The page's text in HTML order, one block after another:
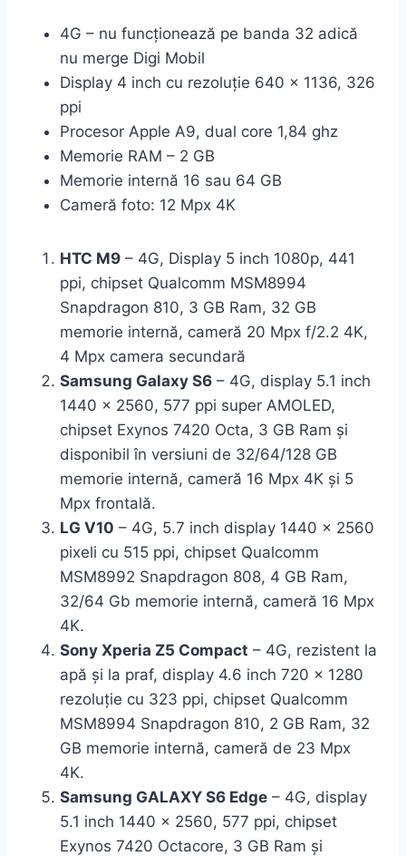
4G – nu funcționează pe banda 32 adică
nu merge Digi Mobil
Display 4 inch cu rezoluție 640 x 1136, 326
ppi
Procesor Apple A9, dual core 1,84 ghz
Memorie RAM – 2 GB
Memorie internă 16 sau 64 GB
Cameră foto: 12 Mpx 4K
HTC M9 – 4G, Display 5 inch 1080p, 441
ppi, chipset Qualcomm MSM8994
Snapdragon 810, 3 GB Ram, 32 GB
memorie internă, cameră 20 Mpx f/2.2 4K,
4 Mpx camera secundară
Samsung Galaxy S6 – 4G, display 5.1 inch
1440 x 2560, 577 ppi super AMOLED,
chipset Exynos 7420 Octa, 3 GB Ram și
disponibil în versiuni de 32/64/128 GB
memorie internă, cameră 16 Mpx 4K și 5
Mpx frontală.
LG V10 – 4G, 5.7 inch display 1440 x 2560
pixeli cu 515 ppi, chipset Qualcomm
MSM8992 Snapdragon 808, 4 GB Ram,
32/64 Gb memorie internă, cameră 16 Mpx
4K.
Sony Xperia Z5 Compact – 4G, rezistent la
apă și la praf, display 4.6 inch 720 x 1280
rezoluție cu 323 ppi, chipset Qualcomm
MSM8994 Snapdragon 810, 2 GB Ram, 32
GB memorie internă, cameră de 23 Mpx
4K.
Samsung GALAXY S6 Edge – 4G, display
5.1 inch 1440 x 2560, 577 ppi, chipset
Exynos 7420 Octacore, 3 GB Ram și